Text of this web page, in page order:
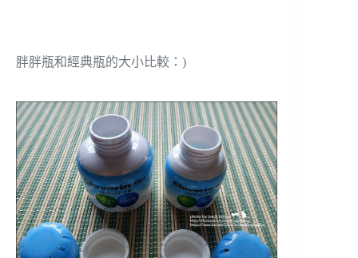
胖胖瓶和經典瓶的大小比較：)